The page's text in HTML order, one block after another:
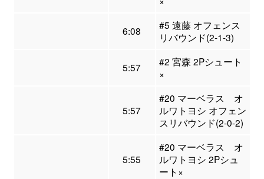
6:08
#5 遠藤 オフェンス
リバウンド(2-1-3)
5:57
#2 宮森 2Pシュート
×
5:57
#20 マーベラス オ
ルワトヨシ オフェン
スリバウンド(2-0-2)
5:55
#20 マーベラス オ
ルワトヨシ 2Pシュ
ート×